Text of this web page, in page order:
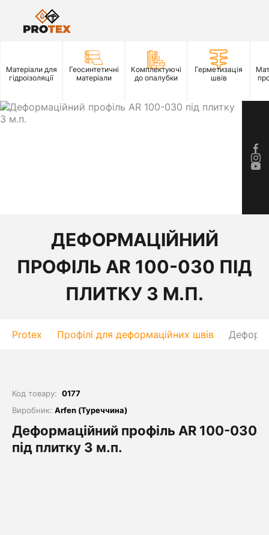
Матеріали для
гідроізоляції
Геосинтетичні
матеріали
Комплектуючі
до опалубки
Герметизація
швів
ДЕФОРМАЦІЙНИЙ
ПРОФІЛЬ AR 100-030 ПІД
ПЛИТКУ 3 М.П.
Protex Профілі для деформаційних швів
Код товару: 0177
Виробник: Arfen (Туреччина)
Деформаційний профіль AR 100-030
під плитку 3 м.п.